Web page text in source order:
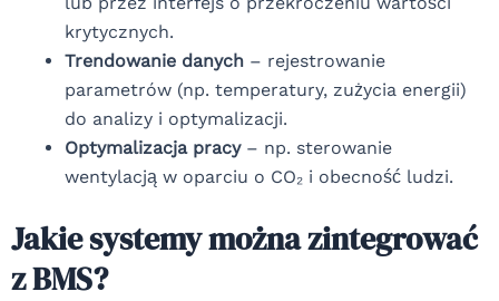
krytycznych.
Trendowanie danych – rejestrowanie
parametrów (np. temperatury, zużycia energii)
do analizy i optymalizacji.
Optymalizacja pracy– np. sterowanie
wentylacją w oparciu o CO₂ i obecność ludzi.
Jakie systemy można zintegrować
z BMS?